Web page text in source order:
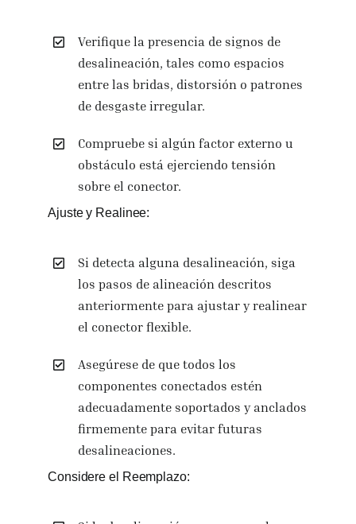
Verifique la presencia de signos de
desalineación, tales como espacios
entre las bridas, distorsión o patrones
de desgaste irregular.
Compruebe si algún factor externo u
obstáculo está ejerciendo tensión
sobre el conector.
Ajuste y Realinee:
Si detecta alguna desalineación, siga
los pasos de alineación descritos
anteriormente para ajustar y realinear
el conector flexible.
Asegúrese de que todos los
componentes conectados estén
adecuadamente soportados y anclados
firmemente para evitar futuras
desalineaciones.
Considere el Reemplazo: